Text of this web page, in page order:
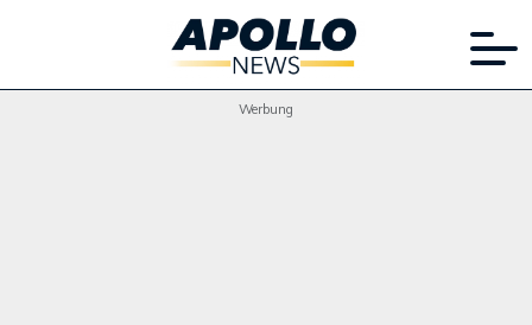
Werbung